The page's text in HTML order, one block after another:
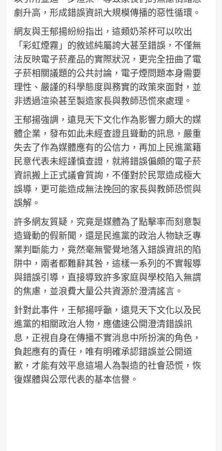
劇升高，形成錯誤資訊大規模傳播的惡性循環。
網友與王郁揚紛紛指出，這類奶茶杯可以吹出
「彩虹煙霧」的敘述純屬誇大甚至錯誤，不僅無
法反映電子菸產品的實際狀況，更完全扭曲了電
子菸相關議題的公共討論，電子煙問題本身需要
理性、嚴謹的科學態度與務實的政策來面對，並
非透過渲染甚至製造家長與教師恐慌來處理。
王郁揚強調，遠見天下文化作為影響力頗大的媒
體企業，發布如此未經查證且聳動的訊息，嚴重
失去了作為媒體應有的公信力，再加上民進黨籍
民意代表未經謹慎查證，就將錯誤偏頗的電子菸
資訊搬上正式議會質詢，不僅對於民眾造成極大
誤導，更可能造成無法挽回的家長與教師恐慌與
誤解。
許多網友質疑，究竟是媒體為了點擊率而刻意製
造聳動的假新聞，還是民進黨的政治人物缺乏專
業判斷能力，竟然毫無警覺地落入錯誤資訊的陷
阱中，兩者都難辭其咎，這樣一系列的不實報導
與錯誤引導，直接導致許多家庭與學校陷入無謂
的焦慮，並浪費大量公共資源於澄清謠言。
針對此事件，王郁揚呼籲，遠見天下文化以及民
進黨的相關政治人物，應儘速公開澄清錯誤訊
息，正視自身在傳播不實消息中所扮演的角色，
負起應有的責任，唯有明確承認錯誤並公開道
歉，才能有效平息這場人為製造的社會恐慌，恢
復媒體與公眾代表的基本信譽。